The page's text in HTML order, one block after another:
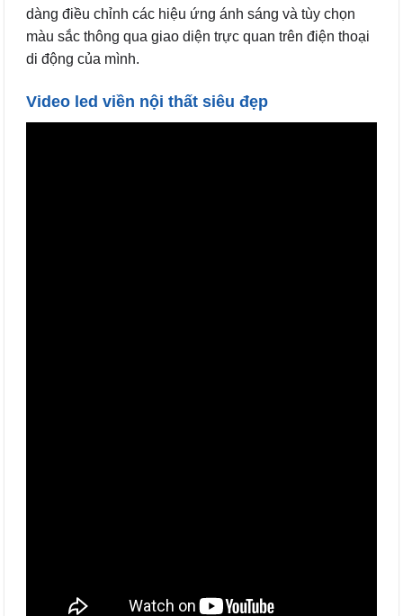
dàng điều chỉnh các hiệu ứng ánh sáng và tùy chọn
màu sắc thông qua giao diện trực quan trên điện thoại
di động của mình.
Video led viền nội thất siêu đẹp